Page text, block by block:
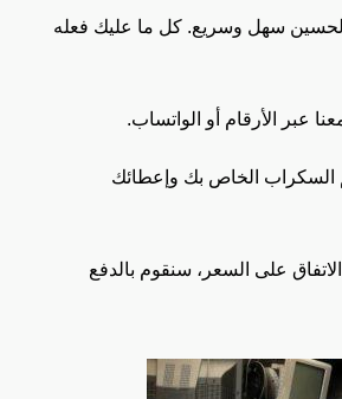
سهل وسريع. كل ما عليك فعله
عبر الأرقام أو الواتساب.
السكراب الخاص بك وإعطائك
على السعر، سنقوم بالدفع